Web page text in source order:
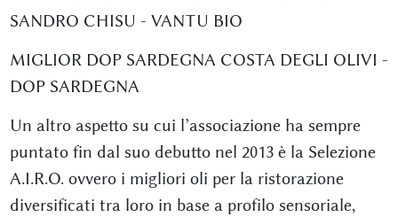
SANDRO CHISU - VANTU BIO
MIGLIOR DOP SARDEGNA COSTA DEGLI OLIVI -
DOP SARDEGNA
Un altro aspetto su cui l’associazione ha sempre
puntato fin dal suo debutto nel 2013 è la Selezione
A.I.R.O. ovvero i migliori oli per la ristorazione
diversificati tra loro in base a profilo sensoriale,